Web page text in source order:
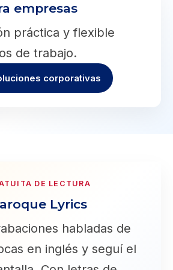
empresas
práctica y flexible
de trabajo.
corporativas
DE LECTURA
Lyrics
habladas de
en inglés y seguí el